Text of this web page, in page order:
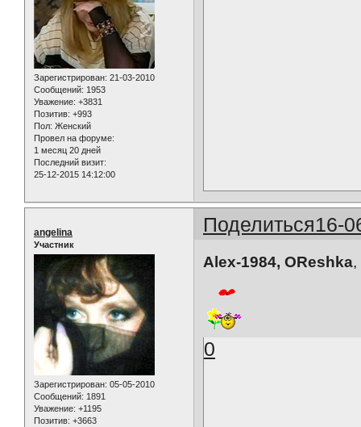
Зарегистрирован: 21-03-2010
Сообщений: 1953
Уважение: +3831
Позитив: +993
Пол: Женский
Провел на форуме:
1 месяц 20 дней
Последний визит:
25-12-2015 14:12:00
Поделиться16-
angelina
Участник
Зарегистрирован: 05-05-2010
Сообщений: 1891
Уважение: +1195
Позитив: +3663
Alex-1984, OReshka,
0